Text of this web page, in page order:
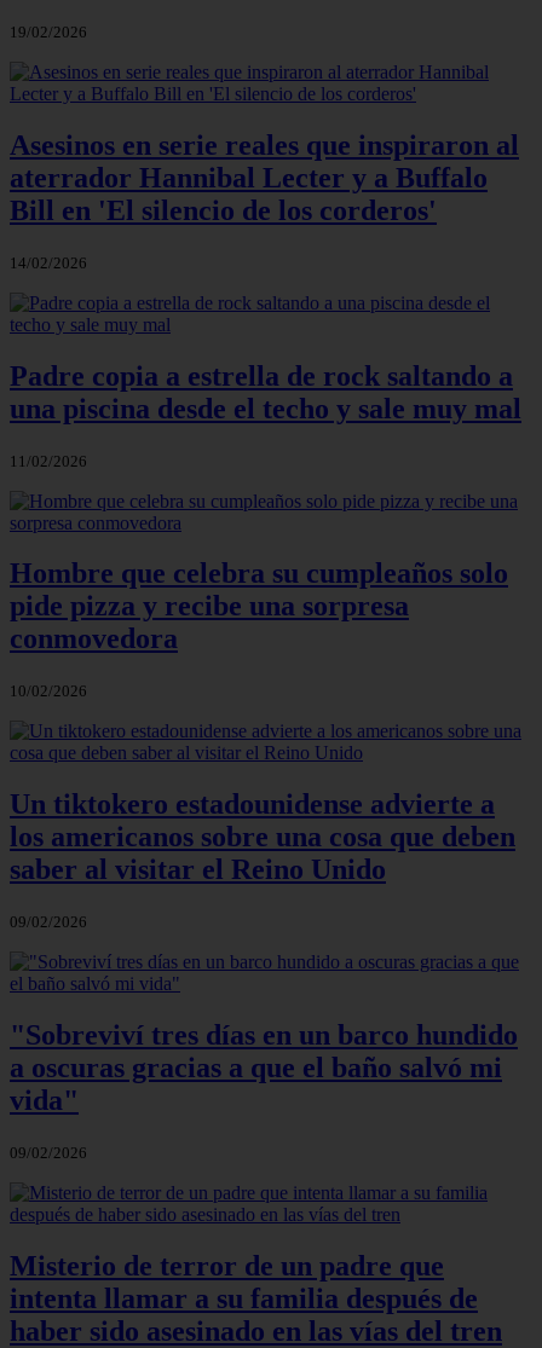
19/02/2026
Asesinos en serie reales que inspiraron al
aterrador Hannibal Lecter y a Buffalo
Bill en 'El silencio de los corderos'
14/02/2026
Padre copia a estrella de rock saltando a
una piscina desde el techo y sale muy mal
11/02/2026
Hombre que celebra su cumpleaños solo
pide pizza y recibe una sorpresa
conmovedora
10/02/2026
Un tiktokero estadounidense advierte a
los americanos sobre una cosa que deben
saber al visitar el Reino Unido
09/02/2026
"Sobreviví tres días en un barco hundido
a oscuras gracias a que el baño salvó mi
vida"
09/02/2026
Misterio de terror de un padre que
intenta llamar a su familia después de
haber sido asesinado en las vías del tren